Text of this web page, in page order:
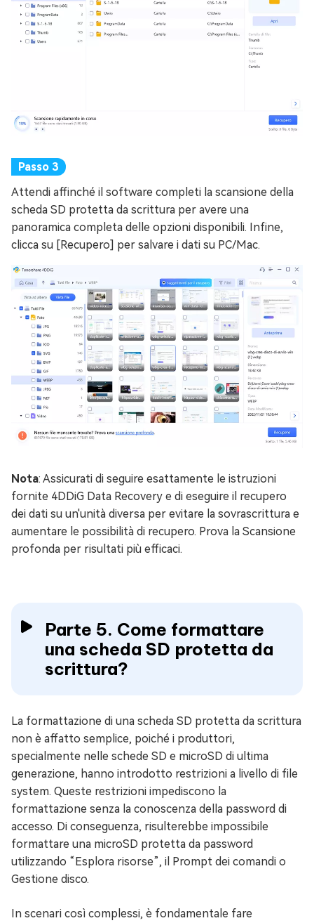
Attendi affinché il software completi la scansione della
scheda SD protetta da scrittura per avere una
panoramica completa delle opzioni disponibili. Infine,
clicca su [Recupero] per salvare i dati su PC/Mac.
Nota: Assicurati di seguire esattamente le istruzioni
fornite 4DDiG Data Recovery e di eseguire il recupero
dei dati su un'unità diversa per evitare la sovrascrittura e
aumentare le possibilità di recupero. Prova la Scansione
profonda per risultati più efficaci.
Parte 5. Come formattare
una scheda SD protetta da
scrittura?
La formattazione di una scheda SD protetta da scrittura
non è affatto semplice, poiché i produttori,
specialmente nelle schede SD e microSD di ultima
generazione, hanno introdotto restrizioni a livello di file
system. Queste restrizioni impediscono la
formattazione senza la conoscenza della password di
accesso. Di conseguenza, risulterebbe impossibile
formattare una microSD protetta da password
utilizzando “Esplora risorse”, il Prompt dei comandi o
Gestione disco.
In scenari così complessi, è fondamentale fare